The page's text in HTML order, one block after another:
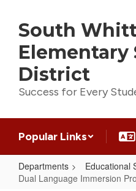
main
content
South
Elementary
District
Success for Every
Popular Links
Departments
Educational
Dual Language Immersion